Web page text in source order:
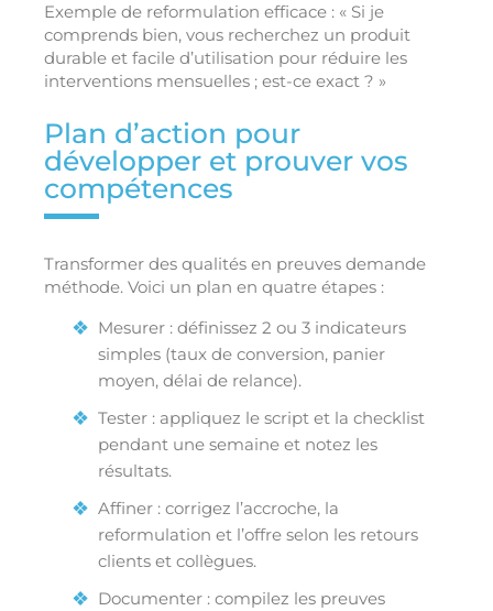
Exemple de reformulation efficace : « Si je
comprends bien, vous recherchez un produit
durable et facile d’utilisation pour réduire les
interventions mensuelles ; est-ce exact ? »
Plan d’action pour
développer et prouver vos
compétences
Transformer des qualités en preuves demande
méthode. Voici un plan en quatre étapes :
Mesurer : définissez 2 ou 3 indicateurs
simples (taux de conversion, panier
moyen, délai de relance).
Tester : appliquez le script et la checklist
pendant une semaine et notez les
résultats.
Affiner : corrigez l’accroche, la
reformulation et l’offre selon les retours
clients et collègues.
Documenter : compilez les preuves